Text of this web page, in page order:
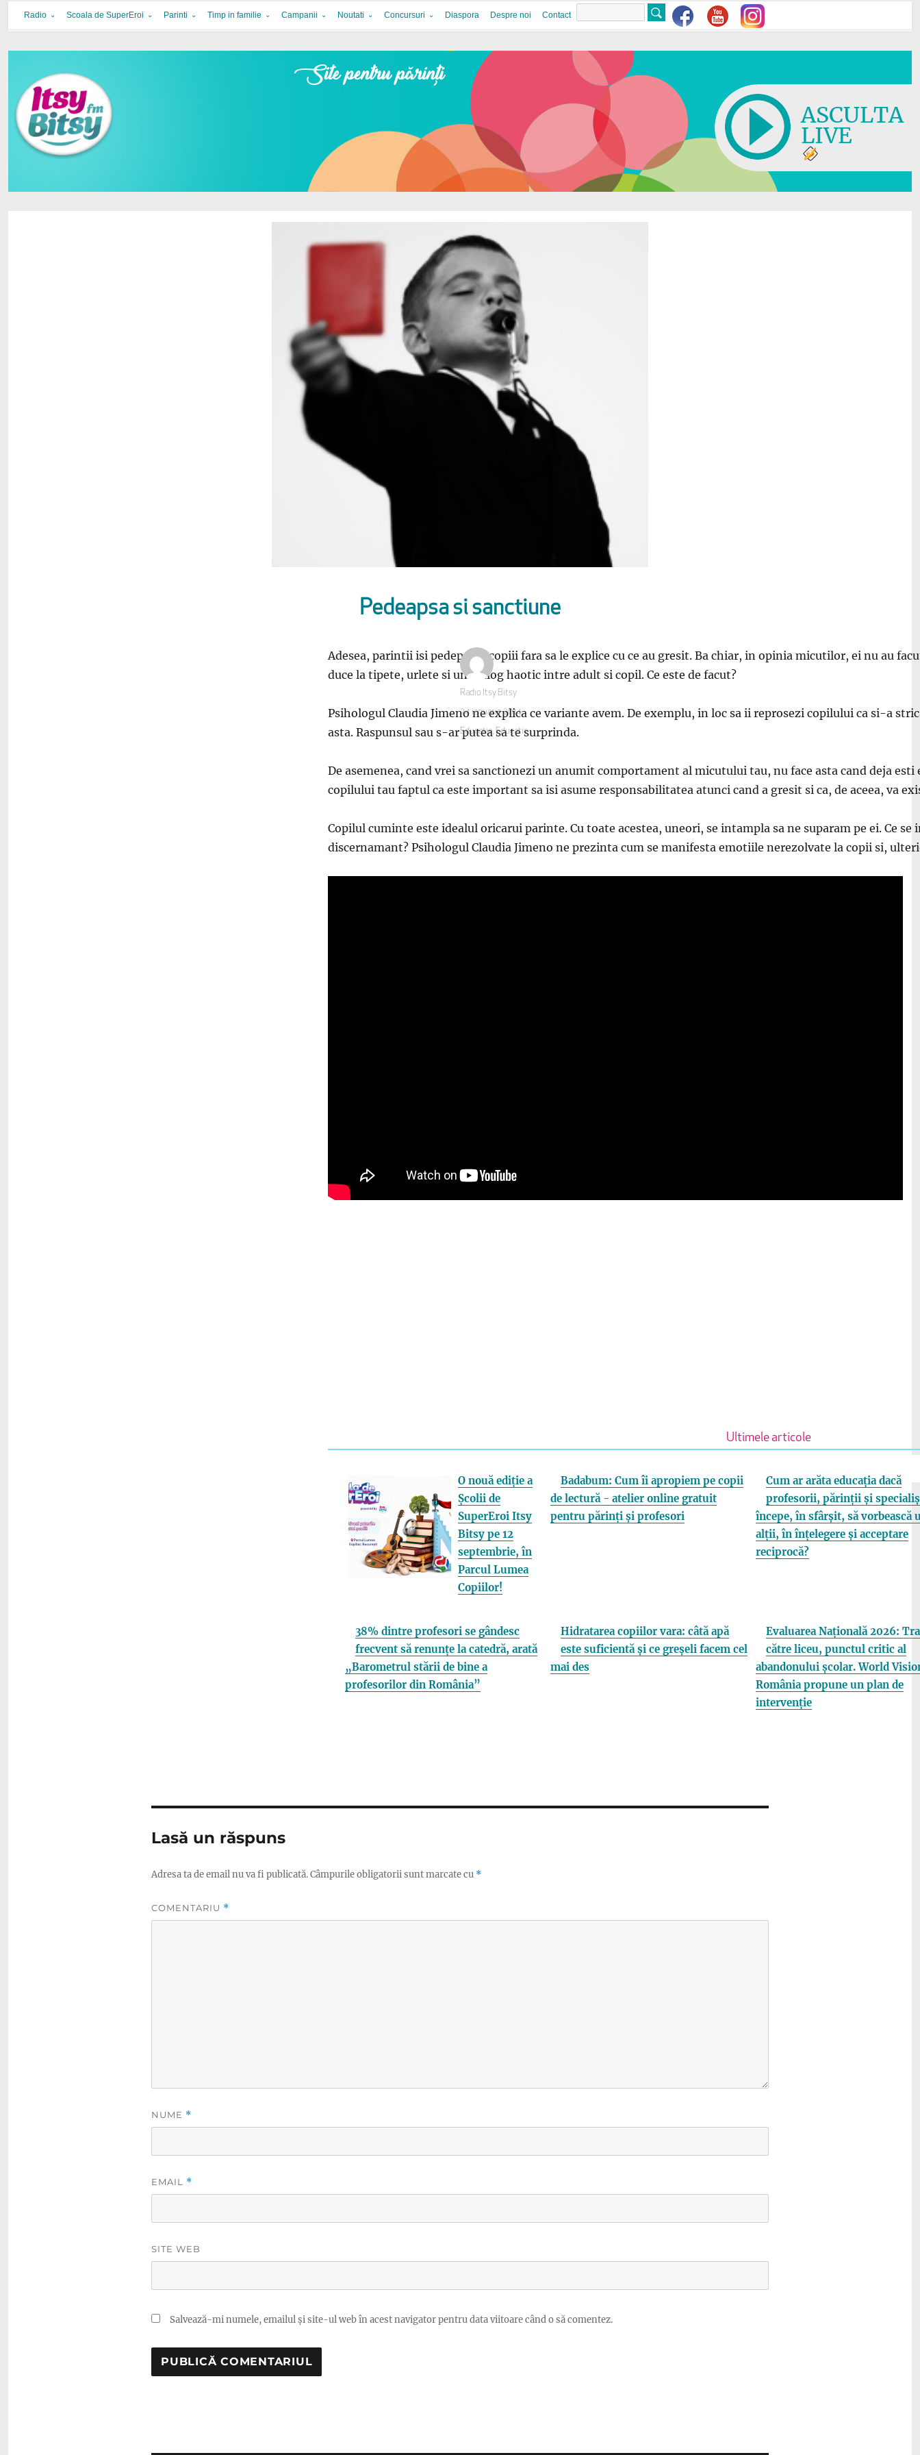
Itsy Bitsy
bucurie in familie
Radio Scoala de SuperEroi Parinti Timp in familie Campanii Noutati Concursuri Diaspora Despre noi Contact
ASCULTA
LIVE
Pedeapsa si sanctiune
Adesea, parintii isi pedepsesc copiii fara sa le explice cu ce au gresit. Ba chiar, in opinia micutilor, ei nu au
duce la tipete, urlete si un dialog haotic intre adult si copil. Ce este de facut?
Psihologul Claudia Jimeno ne explica ce variante avem. De exemplu, in loc sa ii reprosezi copilului ca si-a
asta. Raspunsul sau s-ar putea sa te surprinda.
De asemenea, cand vrei sa sanctionezi un anumit comportament al micutului tau, nu face asta cand deja
copilului tau faptul ca este important sa isi asume responsabilitatea atunci cand a gresit si ca, de aceea, va
Copilul cuminte este idealul oricarui parinte. Cu toate acestea, uneori, se intampla sa ne suparam pe ei. Ce
discernamant? Psihologul Claudia Jimeno ne prezinta cum se manifesta emotiile nerezolvate la copii si,
Ultimele articole
O nouă ediție a
Școlii de
SuperEroi Itsy
Bitsy pe 12
septembrie, în
Parcul Lumea
Copiilor!
Badabum: Cum îi apropiem pe copii
de lectură - atelier online gratuit
pentru părinți și profesori
Cum ar arăta educația dacă
profesorii, părinții și
începe, în sfârșit, să vorbească
alții, în înțelegere și acceptare
reciprocă?
38% dintre profesori se gândesc
frecvent să renunțe la catedră, arată
„Barometrul stării de bine a
profesorilor din România”
Hidratarea copiilor vara: câtă apă
este suficientă și ce greșeli facem cel
mai des
Evaluarea Națională 2026:
către liceu, punctul critic al
abandonului școlar. World
România propune un plan de
intervenție
Autor
Radio Itsy Bitsy
Publicat
pe
24 ianuarie 2014
Categorii
Educatie Educatie
Lasă un răspuns
Adresa ta de email nu va fi publicată.Câmpurile obligatorii sunt marcate cu *
COMENTARIU *
NUME *
EMAIL *
SITE WEB
Salvează-mi numele, emailul și site-ul web în acest navigator pentru data viitoare când o să comentez.